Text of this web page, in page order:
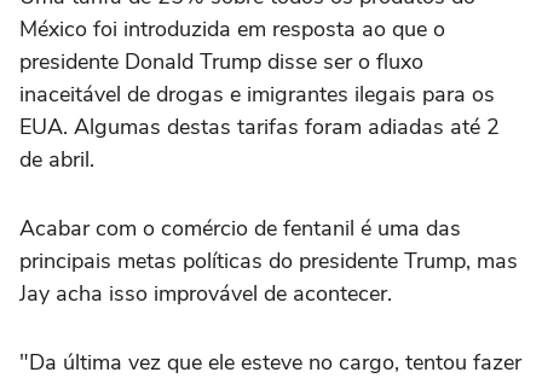
México foi introduzida em resposta ao que o
presidente Donald Trump disse ser o fluxo
inaceitável de drogas e imigrantes ilegais para os
EUA. Algumas destas tarifas foram adiadas até 2
de abril.
Acabar com o comércio de fentanil é uma das
principais metas políticas do presidente Trump, mas
Jay acha isso improvável de acontecer.
"Da última vez que ele esteve no cargo, tentou fazer